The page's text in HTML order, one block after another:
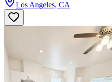
Los Angeles, CA